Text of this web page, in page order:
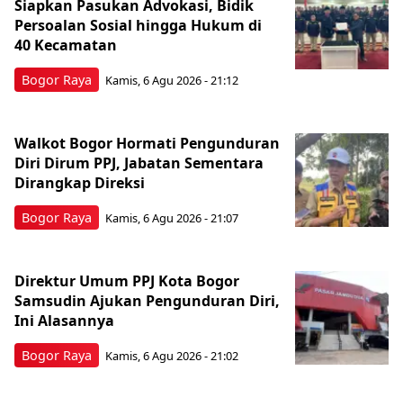
Bogor Raya
Siapkan Pasukan Advokasi, Bidik
Persoalan Sosial hingga Hukum di
40 Kecamatan
Kamis, 6 Agu 2026 - 21:12
Bogor Raya
Walkot Bogor Hormati Pengunduran
Diri Dirum PPJ, Jabatan Sementara
Dirangkap Direksi
Kamis, 6 Agu 2026 - 21:07
Bogor Raya
Direktur Umum PPJ Kota Bogor
Samsudin Ajukan Pengunduran Diri,
Ini Alasannya
Kamis, 6 Agu 2026 - 21:02